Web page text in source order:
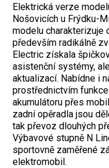
Elektrická verze
Nošovicích u Frýdku-
modelu charakterizuje
především radikálně
Electric získala
asistenční systémy,
aktualizací. Nabídne i
prostřednictvím
akumulátoru přes
zadní opěradla jsou
tak převoz dlouhých
Výbavové stupně N
sportovně zaměřené
elektromobil.